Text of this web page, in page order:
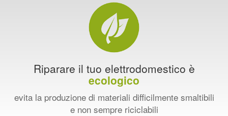
Riparare il tuo elettrodomestico è
ecologico
evita la produzione di materiali difficilmente smaltibili
e non sempre riciclabili